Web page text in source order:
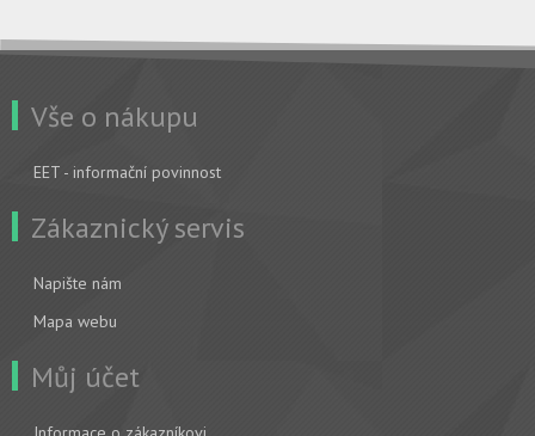
Vše o nákupu
EET - informační povinnost
Zákaznický servis
Napište nám
Mapa webu
Můj účet